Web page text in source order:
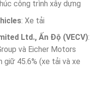
công trình xây dựng
: Xe tải
Ltd., Ấn Độ (VECV):
và Eicher Motors
giữ 45.6% (xe tải và xe